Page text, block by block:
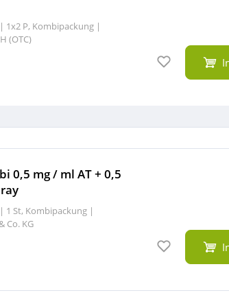
1x2 P, Kombipackung |
(OTC)
Auf den
0,5 mg / ml AT + 0,5
1 St, Kombipackung |
Co. KG
Auf den